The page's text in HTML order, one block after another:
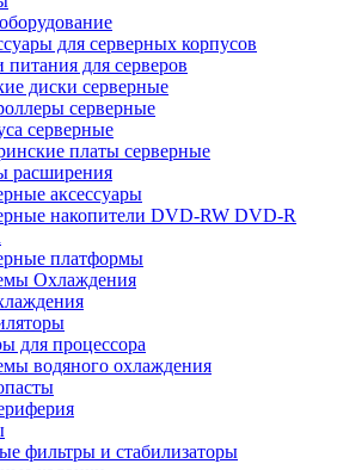
для серверных корпусов
питания для серверов
диски серверные
серверные
серверные
платы серверные
расширения
аксессуары
накопители DVD-RW DVD-R
платформы
Охлаждения
для процессора
водяного охлаждения
фильтры и стабилизаторы